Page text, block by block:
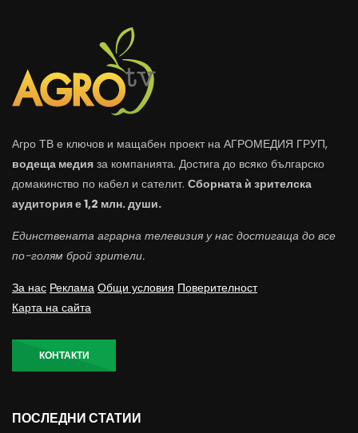
Агро ТВ е ключов и мащабен проект на АГРОМЕДИЯ ГРУП,
водеща медия за компанията. Достига до всяко българско
домакинство по кабел и сателит. Сборната ѝ зрителска
аудитория е 1,2 млн. души.
Единствената аграрна телевизия у нас достигаща до все
по-голям брой зрители.
За нас Реклама Общи условия Поверителност
Карта на сайта
КОНТАКТИ
ПОСЛЕДНИ СТАТИИ